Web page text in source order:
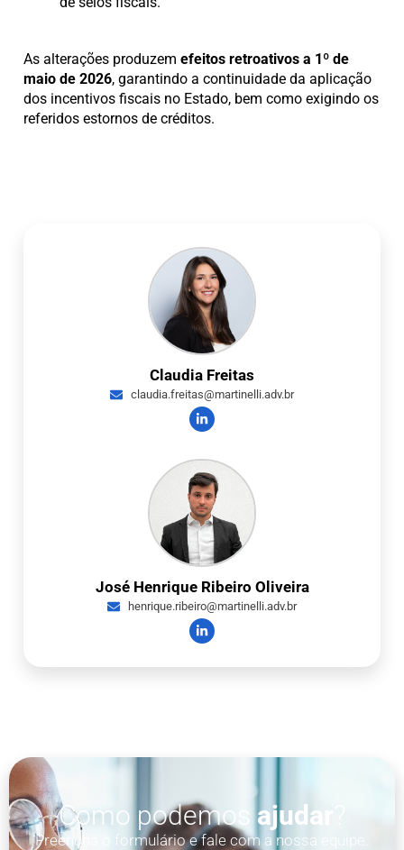
As alterações produzem efeitos retroativos a 1º de
maio de 2026, garantindo a continuidade da aplicação
dos incentivos fiscais no Estado, bem como exigindo os
referidos estornos de créditos.
Claudia Freitas
claudia.freitas@martinelli.adv.br
José Henrique Ribeiro Oliveira
henrique.ribeiro@martinelli.adv.br
Como podemos ajudar
Preencha o formulário e fale com a nossa equipe.